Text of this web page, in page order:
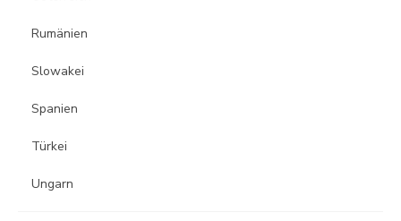
Rumänien
Slowakei
Spanien
Türkei
Ungarn